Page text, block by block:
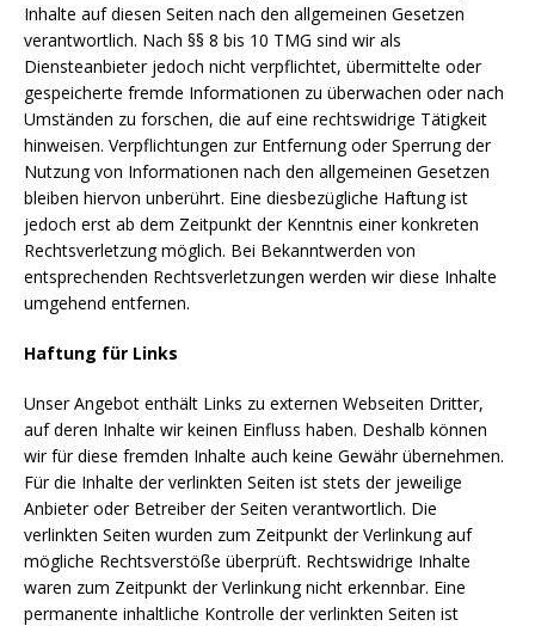
Inhalte auf diesen Seiten nach den allgemeinen Gesetzen
verantwortlich. Nach §§ 8 bis 10 TMG sind wir als
Diensteanbieter jedoch nicht verpflichtet, übermittelte oder
gespeicherte fremde Informationen zu überwachen oder nach
Umständen zu forschen, die auf eine rechtswidrige Tätigkeit
hinweisen. Verpflichtungen zur Entfernung oder Sperrung der
Nutzung von Informationen nach den allgemeinen Gesetzen
bleiben hiervon unberührt. Eine diesbezügliche Haftung ist
jedoch erst ab dem Zeitpunkt der Kenntnis einer konkreten
Rechtsverletzung möglich. Bei Bekanntwerden von
entsprechenden Rechtsverletzungen werden wir diese Inhalte
umgehend entfernen.
Haftung für Links
Unser Angebot enthält Links zu externen Webseiten Dritter,
auf deren Inhalte wir keinen Einfluss haben. Deshalb können
wir für diese fremden Inhalte auch keine Gewähr übernehmen.
Für die Inhalte der verlinkten Seiten ist stets der jeweilige
Anbieter oder Betreiber der Seiten verantwortlich. Die
verlinkten Seiten wurden zum Zeitpunkt der Verlinkung auf
mögliche Rechtsverstöße überprüft. Rechtswidrige Inhalte
waren zum Zeitpunkt der Verlinkung nicht erkennbar. Eine
permanente inhaltliche Kontrolle der verlinkten Seiten ist